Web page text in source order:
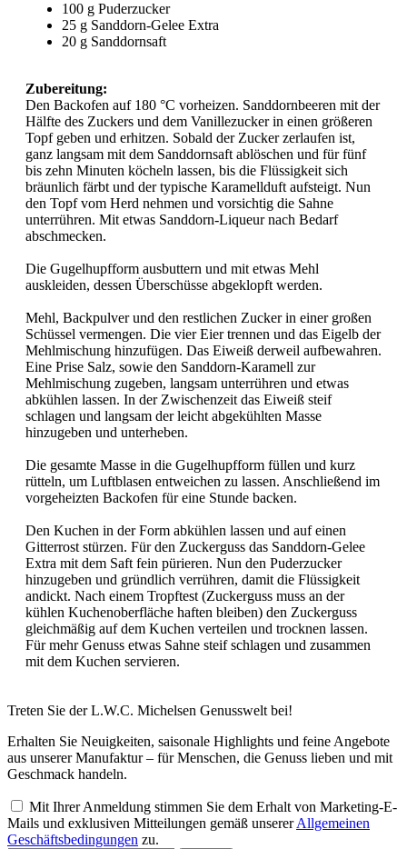
100 g Puderzucker
25 g Sanddorn-Gelee Extra
20 g Sanddornsaft
Zubereitung:
Den Backofen auf 180 °C vorheizen. Sanddornbeeren mit der
Hälfte des Zuckers und dem Vanillezucker in einen größeren
Topf geben und erhitzen. Sobald der Zucker zerlaufen ist,
ganz langsam mit dem Sanddornsaft ablöschen und für fünf
bis zehn Minuten köcheln lassen, bis die Flüssigkeit sich
bräunlich färbt und der typische Karamellduft aufsteigt. Nun
den Topf vom Herd nehmen und vorsichtig die Sahne
unterrühren. Mit etwas Sanddorn-Liqueur nach Bedarf
abschmecken.
Die Gugelhupfform ausbuttern und mit etwas Mehl
auskleiden, dessen Überschüsse abgeklopft werden.
Mehl, Backpulver und den restlichen Zucker in einer großen
Schüssel vermengen. Die vier Eier trennen und das Eigelb der
Mehlmischung hinzufügen. Das Eiweiß derweil aufbewahren.
Eine Prise Salz, sowie den Sanddorn-Karamell zur
Mehlmischung zugeben, langsam unterrühren und etwas
abkühlen lassen. In der Zwischenzeit das Eiweiß steif
schlagen und langsam der leicht abgekühlten Masse
hinzugeben und unterheben.
Die gesamte Masse in die Gugelhupfform füllen und kurz
rütteln, um Luftblasen entweichen zu lassen. Anschließend im
vorgeheizten Backofen für eine Stunde backen.
Den Kuchen in der Form abkühlen lassen und auf einen
Gitterrost stürzen. Für den Zuckerguss das Sanddorn-Gelee
Extra mit dem Saft fein pürieren. Nun den Puderzucker
hinzugeben und gründlich verrühren, damit die Flüssigkeit
andickt. Nach einem Tropftest (Zuckerguss muss an der
kühlen Kuchenoberfläche haften bleiben) den Zuckerguss
gleichmäßig auf dem Kuchen verteilen und trocknen lassen.
Für mehr Genuss etwas Sahne steif schlagen und zusammen
mit dem Kuchen servieren.
Treten Sie der L.W.C. Michelsen Genusswelt bei!
Erhalten Sie Neuigkeiten, saisonale Highlights und feine Angebote
aus unserer Manufaktur – für Menschen, die Genuss lieben und mit
Geschmack handeln.
Mit Ihrer Anmeldung stimmen Sie dem Erhalt von Marketing-E-
Mails und exklusiven Mitteilungen gemäß unsererAllgemeinen
Geschäftsbedingungen zu.